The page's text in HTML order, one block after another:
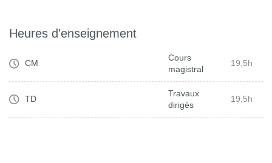
Heures d'enseignement
CM
Cours
magistral
19,5h
TD
Travaux
dirigés
19,5h